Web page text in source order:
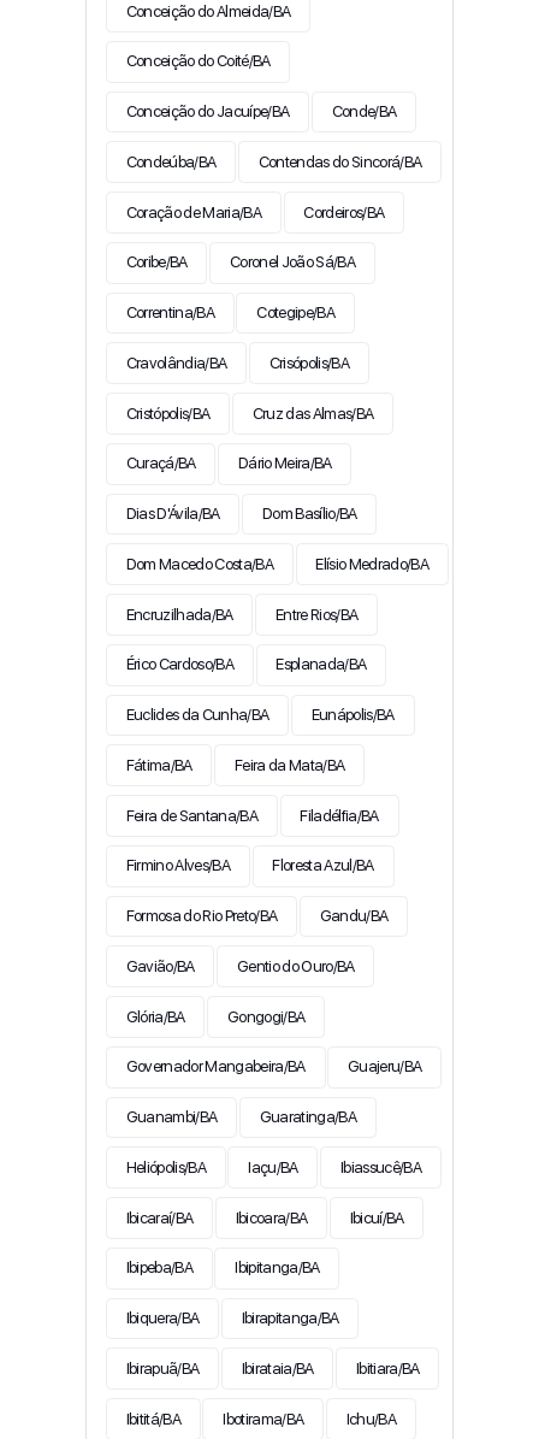
Conceição do Almeida/BA
Conceição do Coité/BA
Conceição do Jacuípe/BA Conde/BA
Condeúba/BA Contendas do Sincorá/BA
Coração de Maria/BA Cordeiros/BA
Coribe/BA Coronel João Sá/BA
Correntina/BA Cotegipe/BA
Cravolândia/BA Crisópolis/BA
Cristópolis/BA Cruz das Almas/BA
Curaçá/BA Dário Meira/BA
Dias D'Ávila/BA Dom Basílio/BA
Dom Macedo Costa/BA Elísio Medrado/BA
Encruzilhada/BA Entre Rios/BA
Érico Cardoso/BA Esplanada/BA
Euclides da Cunha/BA Eunápolis/BA
Fátima/BA Feira da Mata/BA
Feira de Santana/BA Filadélfia/BA
Firmino Alves/BA Floresta Azul/BA
Formosa do Rio Preto/BA Gandu/BA
Gavião/BA Gentio do Ouro/BA
Glória/BA Gongogi/BA
Governador Mangabeira/BA Guajeru/BA
Guanambi/BA Guaratinga/BA
Heliópolis/BA Iaçu/BA Ibiassucê/BA
Ibicaraí/BA Ibicoara/BA Ibicuí/BA
Ibipeba/BA Ibipitanga/BA
Ibiquera/BA Ibirapitanga/BA
Ibirapuã/BA Ibirataia/BA Ibitiara/BA
Ibititá/BA Ibotirama/BA Ichu/BA